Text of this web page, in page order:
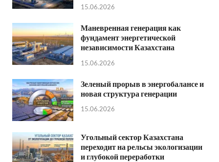
15.06.2026
Маневренная генерация как
фундамент энергетической
независимости Казахстана
15.06.2026
Зеленый прорыв в энергобалансе и
новая структура генерации
15.06.2026
Угольный сектор Казахстана
переходит на рельсы экологизации
и глубокой переработки